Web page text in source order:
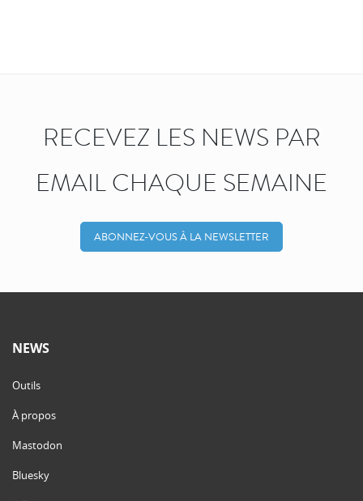
RECEVEZ LES NEWS PAR
EMAIL CHAQUE SEMAINE
ABONNEZ-VOUS À LA NEWSLETTER
NEWS
Outils
À propos
Mastodon
Bluesky